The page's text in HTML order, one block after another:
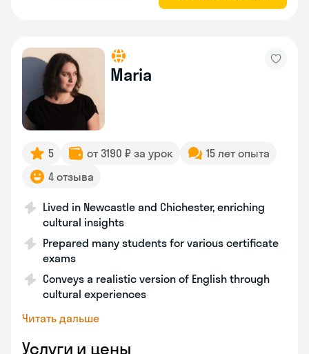
Maria
5 от 3190 ₽ за урок
15 лет опыта
4 отзыва
Lived in Newcastle and Chichester, enriching
cultural insights
Prepared many students for various certificate
exams
Conveys a realistic version of English through
cultural experiences
Читать дальше
Услуги и цены